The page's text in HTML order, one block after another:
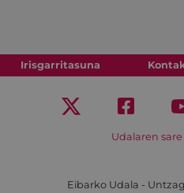
Irisgarritasuna
Udalaren
Eibarko Udala -